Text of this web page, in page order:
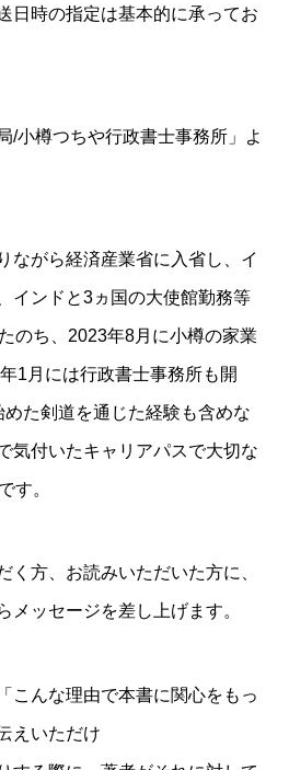
日時の指定は基本的に承ってお
/小樽つちや行政書士事務所」よ
ながら経済産業省に入省し、イ
インドと3ヵ国の大使館勤務等
のち、2023年8月に小樽の家業
1月には行政書士事務所も開
た剣道を通じた経験も含めな
気付いたキャリアパスで大切な
す。
く方、お読みいただいた方に、
メッセージを差し上げます。
こんな理由で本書に関心をもっ
えいただけ